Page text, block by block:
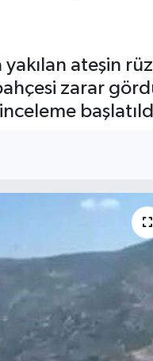
ateşin
zarar